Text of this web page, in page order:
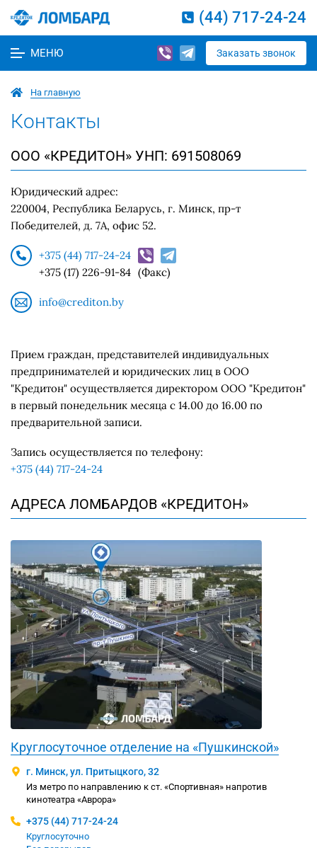
(44) 717-24-24
МЕНЮ Заказать звонок
На главную
Контакты
ООО «КРЕДИТОН» УНП: 691508069
Юридический адрес:
220004, Республика Беларусь, г. Минск, пр-т
Победителей, д. 7А, офис 52.
+375 (44) 717-24-24
+375 (17) 226-91-84 (Факс)
info@crediton.by
Прием граждан, представителей индивидуальных
предпринимателей и юридических лиц в ООО
"Кредитон" осуществляется директором ООО "Кредитон"
в первый понедельник месяца с 14.00 до 16.00 по
предварительной записи.
Запись осуществляется по телефону:
+375 (44) 717-24-24
АДРЕСА ЛОМБАРДОВ «КРЕДИТОН»
Круглосуточное отделение на «Пушкинской»
г. Минск, ул. Притыцкого, 32
Из метро по направлению к ст. «Спортивная» напротив
кинотеатра «Аврора»
+375 (44) 717-24-24
Круглосуточно